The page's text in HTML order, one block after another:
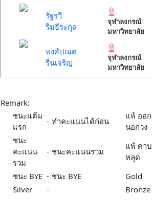
รัฐรวี
ริมธีระกุล
จุฬาลงกรณ์
มหาวิทยาลัย
พงศ์ปณต
รื่นเจริญ
จุฬาลงกรณ์
มหาวิทยาลัย
Remark:
ชนะแต้ม
แรก
- ทำคะแนนได้ก่อน
แพ้ ออก
นอกวง
ชนะ
คะแนน
รวม
- ชนะคะแนนรวม
แพ้ ดาบ
หลุด
ชนะ BYE - ชนะ BYE Gold
Silver
- Bronze